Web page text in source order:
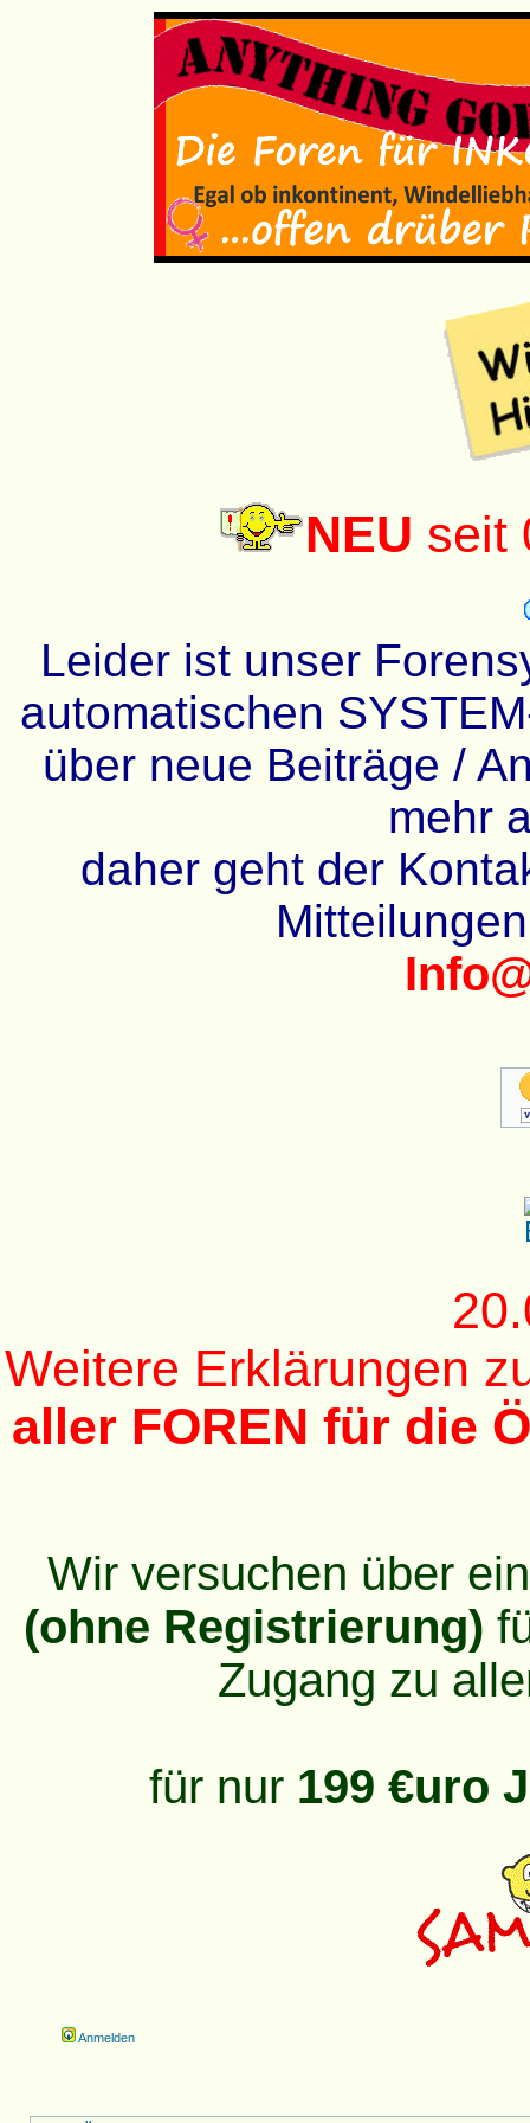
NEU seit
Leider ist unser
automatischen
über neue Beiträge /
mehr
daher geht der
Weitere Erklärungen
aller FOREN für die
Wir versuchen über
(ohne Registrierung)
Zugang zu
für nur 199 €uro
Anmelden